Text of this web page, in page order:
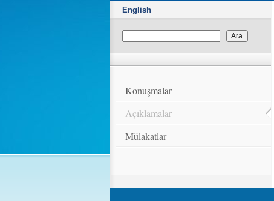
English
Konuşmalar
Açıklamalar
Mülakatlar